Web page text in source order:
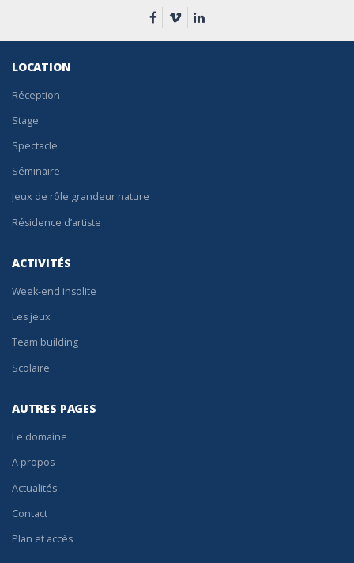
LOCATION
Réception
Stage
Spectacle
Séminaire
Jeux de rôle grandeur nature
Résidence d’artiste
ACTIVITÉS
Week-end insolite
Les jeux
Team building
Scolaire
AUTRES PAGES
Le domaine
A propos
Actualités
Contact
Plan et accès